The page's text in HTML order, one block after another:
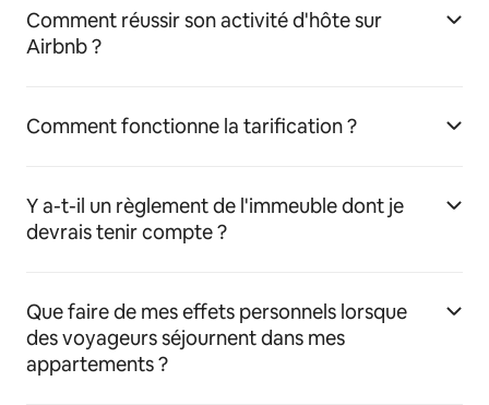
Comment réussir son activité d'hôte sur
Airbnb ?
Comment fonctionne la tarification ?
Y a-t-il un règlement de l'immeuble dont je
devrais tenir compte ?
Que faire de mes effets personnels lorsque
des voyageurs séjournent dans mes
appartements ?